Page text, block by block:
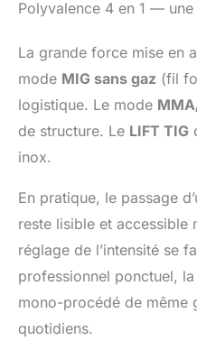
Polyvalence 4 en 1 —
La grande force mise en
mode MIG sans gaz (fil
logistique. Le mode
de structure. Le LIFT TIG
inox.
En pratique, le passage
reste lisible et accessible
réglage de l’intensité se
professionnel ponctuel,
mono-procédé de même
quotidiens.